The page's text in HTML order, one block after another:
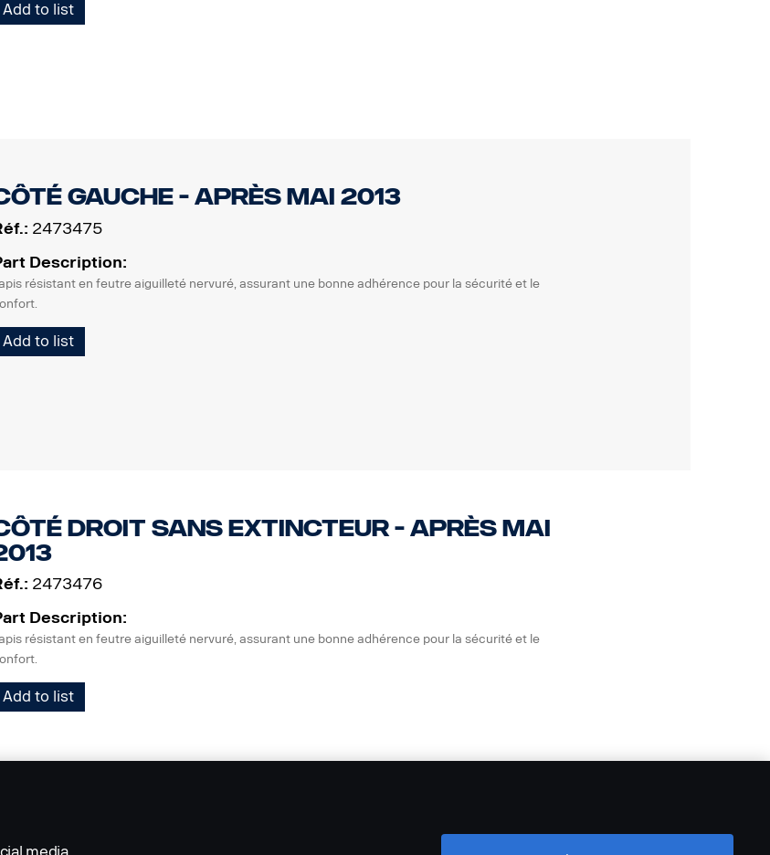
Add to list
gauche - après mai 2013
2473475
Description:
résistant en feutre aiguilleté nervuré, assurant une bonne adhérence pour la sécurité et le
Add to list
droit sans extincteur - après mai
2473476
Description:
résistant en feutre aiguilleté nervuré, assurant une bonne adhérence pour la sécurité et le
Add to list